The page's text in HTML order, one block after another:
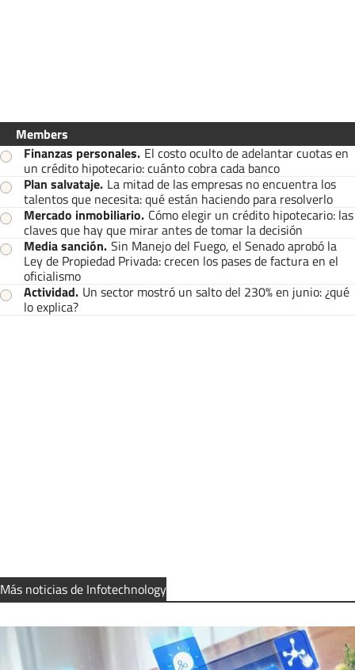
Members
Finanzas personales. El costo oculto de adelantar cuotas en
un crédito hipotecario: cuánto cobra cada banco
Plan salvataje. La mitad de las empresas no encuentra los
talentos que necesita: qué están haciendo para resolverlo
Mercado inmobiliario. Cómo elegir un crédito hipotecario: las
claves que hay que mirar antes de tomar la decisión
Media sanción. Sin Manejo del Fuego, el Senado aprobó la
Ley de Propiedad Privada: crecen los pases de factura en el
oficialismo
Actividad. Un sector mostró un salto del 230% en junio: ¿qué
lo explica?
Más noticias de Infotechnology